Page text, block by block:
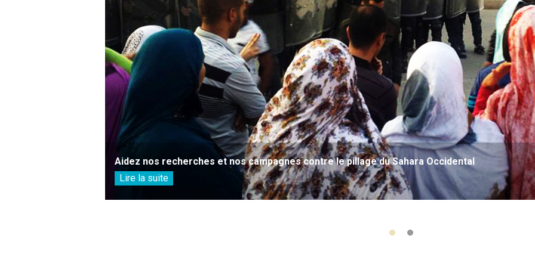
Aidez nos recherches et nos campagnes contre le pillage du Sahara Occidental
Lire la suite